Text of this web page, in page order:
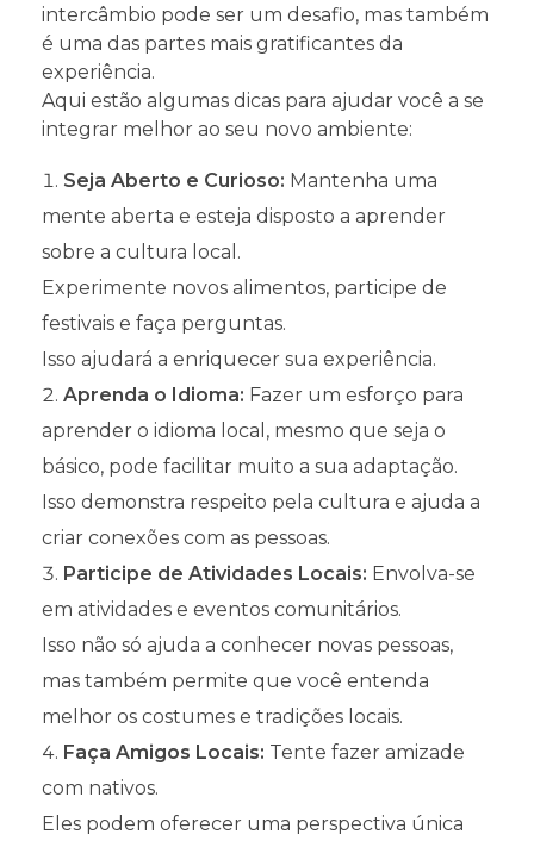
intercâmbio pode ser um desafio, mas também
é uma das partes mais gratificantes da
experiência.
Aqui estão algumas dicas para ajudar você a se
integrar melhor ao seu novo ambiente:
Seja Aberto e Curioso: Mantenha uma
mente aberta e esteja disposto a aprender
sobre a cultura local.
Experimente novos alimentos, participe de
festivais e faça perguntas.
Isso ajudará a enriquecer sua experiência.
Aprenda o Idioma: Fazer um esforço para
aprender o idioma local, mesmo que seja o
básico, pode facilitar muito a sua adaptação.
Isso demonstra respeito pela cultura e ajuda a
criar conexões com as pessoas.
Participe de Atividades Locais: Envolva-se
em atividades e eventos comunitários.
Isso não só ajuda a conhecer novas pessoas,
mas também permite que você entenda
melhor os costumes e tradições locais.
Faça Amigos Locais: Tente fazer amizade
com nativos.
Eles podem oferecer uma perspectiva única